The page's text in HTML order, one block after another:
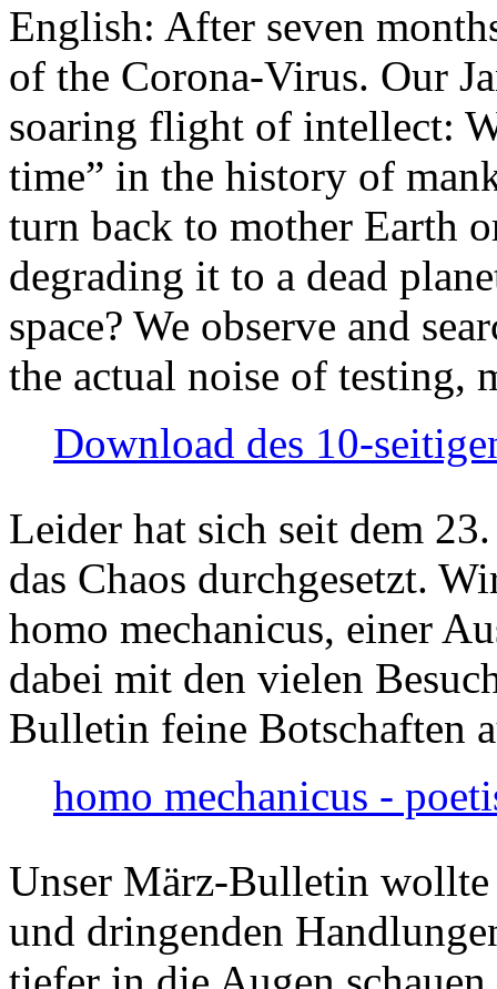
English: After seven
of the Corona-Virus. Our
soaring flight of intellect:
time” in the history of
turn back to mother Earth
degrading it to a dead
space? We observe and
the actual noise of testing,
Download des 10-
Leider hat sich seit dem
das Chaos durchgesetzt.
homo mechanicus, einer
dabei mit den vielen
Bulletin feine Botschaften
homo mechanicus -
Unser März-Bulletin
und dringenden